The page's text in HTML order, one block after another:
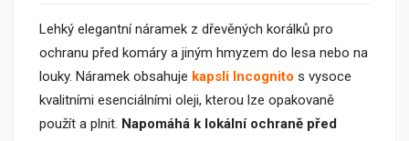
Lehký elegantní náramek z dřevěných korálků pro
ochranu před komáry a jiným hmyzem do lesa nebo na
louky. Náramek obsahuje kapsli Incognito s vysoce
kvalitními esenciálními oleji, kterou lze opakovaně
použít a plnit. Napomáhá k lokální ochraně před